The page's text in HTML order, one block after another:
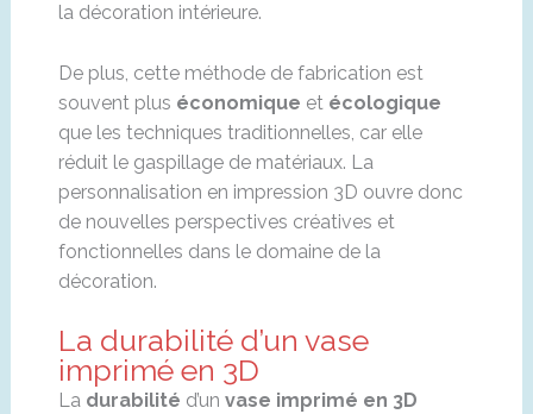
la décoration intérieure.
De plus, cette méthode de fabrication est
souvent plus économique et écologique
que les techniques traditionnelles, car elle
réduit le gaspillage de matériaux. La
personnalisation en impression 3D ouvre donc
de nouvelles perspectives créatives et
fonctionnelles dans le domaine de la
décoration.
La durabilité d’un vase
imprimé en 3D
La durabilité d’un vase imprimé en 3D